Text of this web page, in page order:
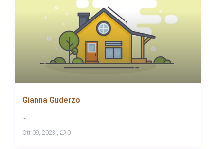
Gianna Guderzo
...
Ott 09, 2023 , 0